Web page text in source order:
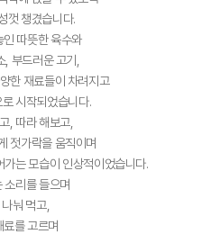
껏 챙겼습니다.
인 따뜻한 육수와
, 부드러운 고기,
한 재료들이 차려지고
시작되었습니다.
, 따라 해보고,
젓가락을 움직이며
는 모습이 인상적이었습니다.
소리를 들으며
눠 먹고,
료를 고르며